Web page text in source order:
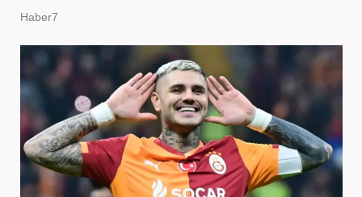
Haber7